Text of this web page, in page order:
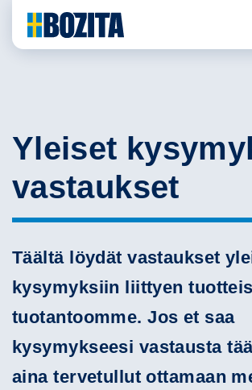
content
Yleiset
vastaukset
Täältä löydät vastaukset
kysymyksiin liittyen
tuotantoomme. Jos et saa
kysymykseesi vastausta
aina tervetullut ottamaan